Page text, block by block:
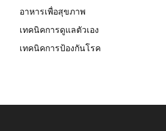
อาหารเพื่อสุขภาพ
เทคนิคการดูแลตัวเอง
เทคนิคการป้องกันโรค